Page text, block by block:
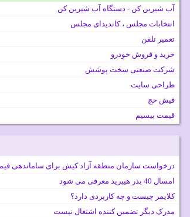
آب شیرین کن - دستگاه آب شیرین کن
انتخابات مجلس ، کاندیدای مجلس
تعمیر تلفن
خرید و فروش خودرو
شرکت صنعتی سخت پوشش
طراحی سایت
فیش حج
قیمت بیسیم
درخواست سازمان منطقه آزاد کیش برای ساماندهی
امسال 40 بذر هیبرید معرفی می شود
کلایمر چیست و چه کاربردی دارد؟
مدرک دیگر تضمین کننده اشتغال نیست